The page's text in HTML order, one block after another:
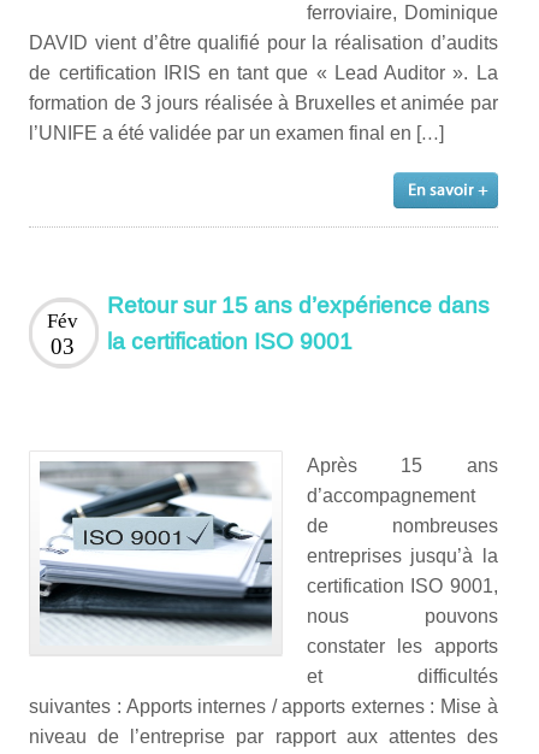
ferroviaire, Dominique
DAVID vient d’être qualifié pour la réalisation d’audits
de certification IRIS en tant que « Lead Auditor ». La
formation de 3 jours réalisée à Bruxelles et animée par
l’UNIFE a été validée par un examen final en […]
Retour sur 15 ans d’expérience dans
la certification ISO 9001
Fév
03
Après 15 ans
d’accompagnement
de nombreuses
entreprises jusqu’à la
certification ISO 9001,
nous pouvons
constater les apports
et difficultés
suivantes : Apports internes / apports externes : Mise à
niveau de l’entreprise par rapport aux attentes des